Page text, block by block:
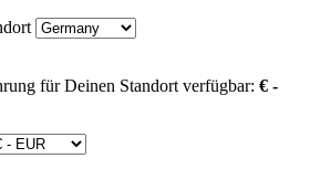
für Deinen Standort verfügbar: € -